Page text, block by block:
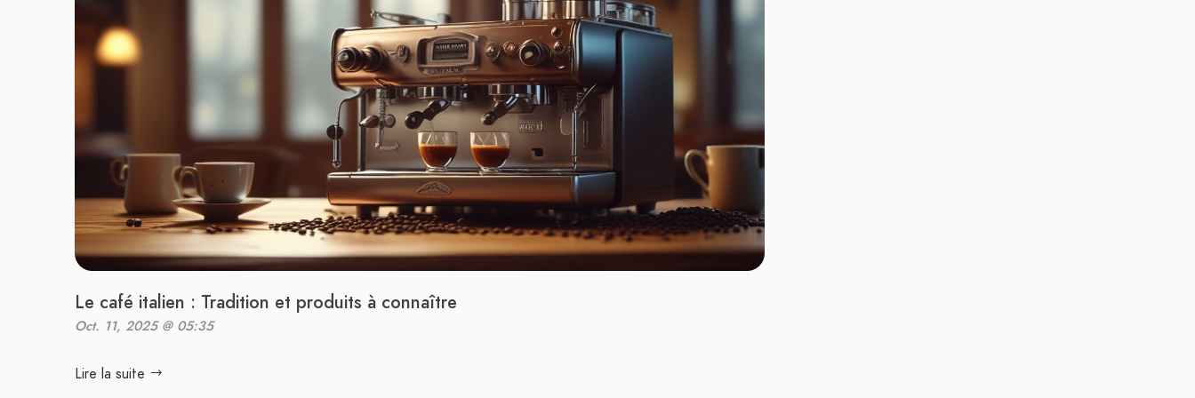
Le café italien : Tradition et produits à connaître
Oct. 11, 2025 @ 05:35
Lire la suite